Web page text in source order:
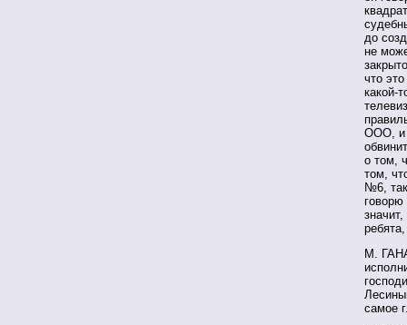
до
не
что
какой-
ООО, и
о том,
том,
№6,
М.
самое